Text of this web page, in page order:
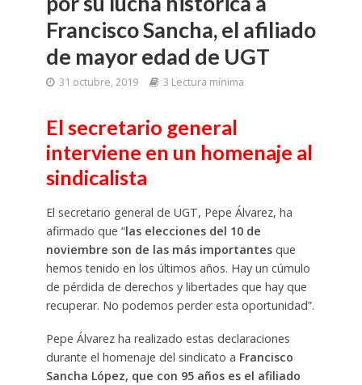
Francisco Sancha, el afiliado
de mayor edad de UGT
31 octubre, 2019 3 Lectura mínima
El secretario general
interviene en un homenaje al
sindicalista
El secretario general de UGT, Pepe Álvarez, ha
afirmado que “las elecciones del 10 de
noviembre son de las más importantesque
hemos tenido en los últimos años. Hay un cúmulo
de pérdida de derechos y libertades que hay que
recuperar. No podemos perder esta oportunidad”.
Pepe Álvarez ha realizado estas declaraciones
durante el homenaje del sindicato a Francisco
Sancha López, que con 95 años es el afiliado